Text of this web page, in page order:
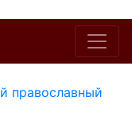
православный